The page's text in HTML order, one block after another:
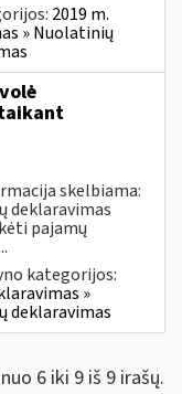
2019 m.
» Nuolatinių
skelbiama:
deklaravimas
pajamų
kategorijos:
»
deklaravimas
6 iki 9 iš 9 irašų.